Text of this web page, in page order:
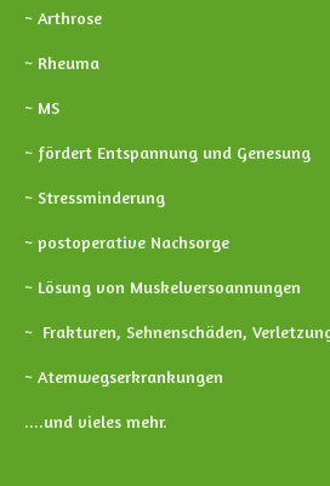
~ Arthrose
~ Rheuma
~ MS
~ fördert Entspannung und Genesung
~ Stressminderung
~ postoperative Nachsorge
~ Lösung von Muskelversoannungen
~ Frakturen, Sehnenschäden,
~ Atemwegserkrankungen
....und vieles mehr.